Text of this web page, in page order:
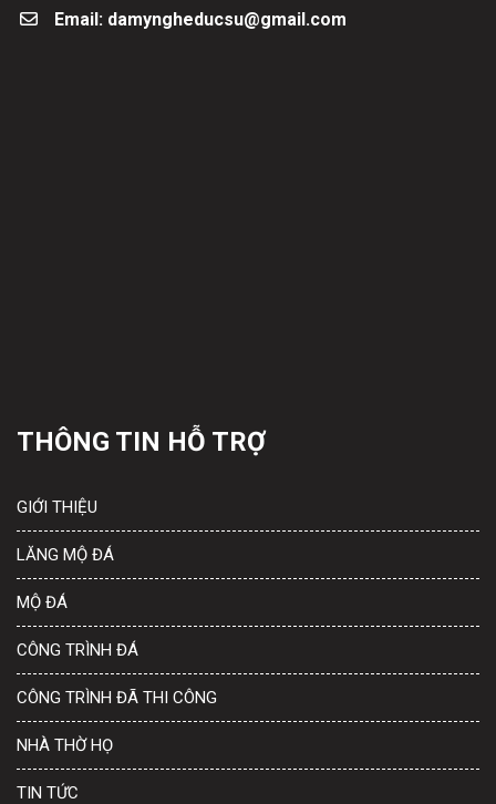
Email: damyngheducsu@gmail.com
THÔNG TIN HỖ TRỢ
GIỚI THIỆU
LĂNG MỘ ĐÁ
MỘ ĐÁ
CÔNG TRÌNH ĐÁ
CÔNG TRÌNH ĐÃ THI CÔNG
NHÀ THỜ HỌ
TIN TỨC